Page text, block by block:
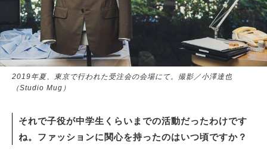
2019年夏、東京で行われた受注会の会場にて。撮影／小澤達也
（Studio Mug）
それで子役が中学生くらいまでの活動だったわけです
ね。ファッションに関心を持ったのはいつ頃ですか？